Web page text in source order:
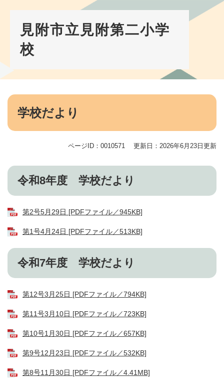
で
す。
ば
し
見附市立見附第二小学
校
本
学校だより
ページID：0010571 更新日：2026年6月23日更新
令和8年度 学校だより
第2号5月29日 [PDFファイル／945KB]
第1号4月24日 [PDFファイル／513KB]
令和7年度 学校だより
第12号3月25日 [PDFファイル／794KB]
第11号3月10日 [PDFファイル／723KB]
第10号1月30日 [PDFファイル／657KB]
第9号12月23日 [PDFファイル／532KB]
第8号11月30日 [PDFファイル／4.41MB]